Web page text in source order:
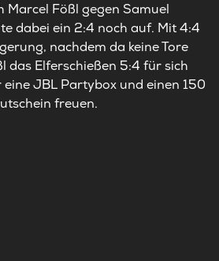
Marcel Fößl gegen Samuel
dabei ein 2:4 noch auf. Mit 4:4
nachdem da keine Tore
das Elferschießen 5:4 für sich
JBL Partybox und einen 150
freuen.